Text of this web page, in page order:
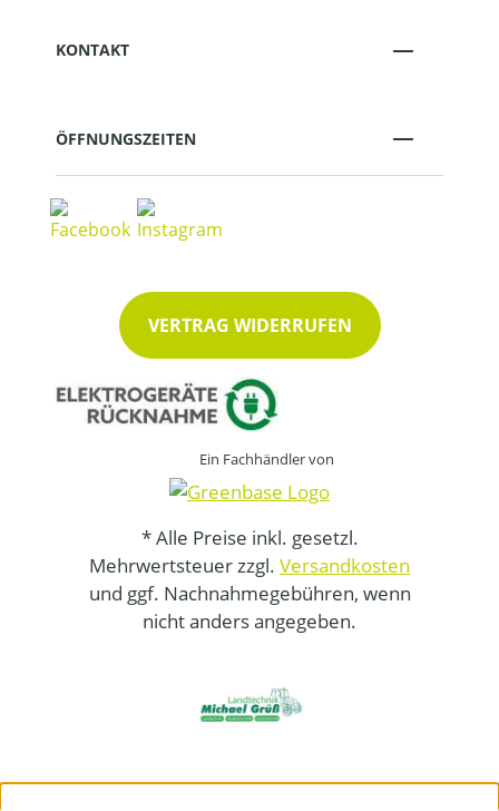
KONTAKT
ÖFFNUNGSZEITEN
VERTRAG WIDERRUFEN
Ein Fachhändler von
* Alle Preise inkl. gesetzl.
Mehrwertsteuer zzgl. Versandkosten
und ggf. Nachnahmegebühren, wenn
nicht anders angegeben.